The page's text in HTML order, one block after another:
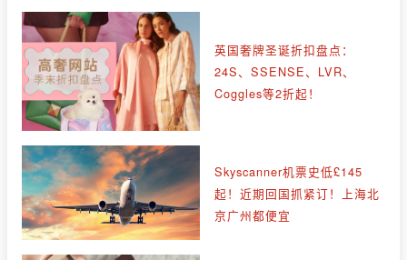
英国奢牌圣诞折扣盘点：
24S、SSENSE、LVR、
Coggles等2折起！
Skyscanner机票史低£145
起！近期回国抓紧订！上海北
京广州都便宜